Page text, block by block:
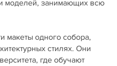
моделей, занимающих всю
макеты одного собора,
стилях. Они
где обучают